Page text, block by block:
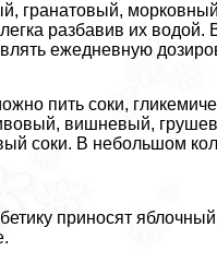
гранатовый,
разбавив их
ежедневную
пить соки,
вишневый,
соки. В небольшом
приносят